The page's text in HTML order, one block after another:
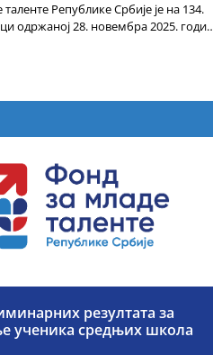
Републике Србије је на 134.
одржаној 28. новембра 2025.
коначних резултата
резултата за
ученика средњих школа